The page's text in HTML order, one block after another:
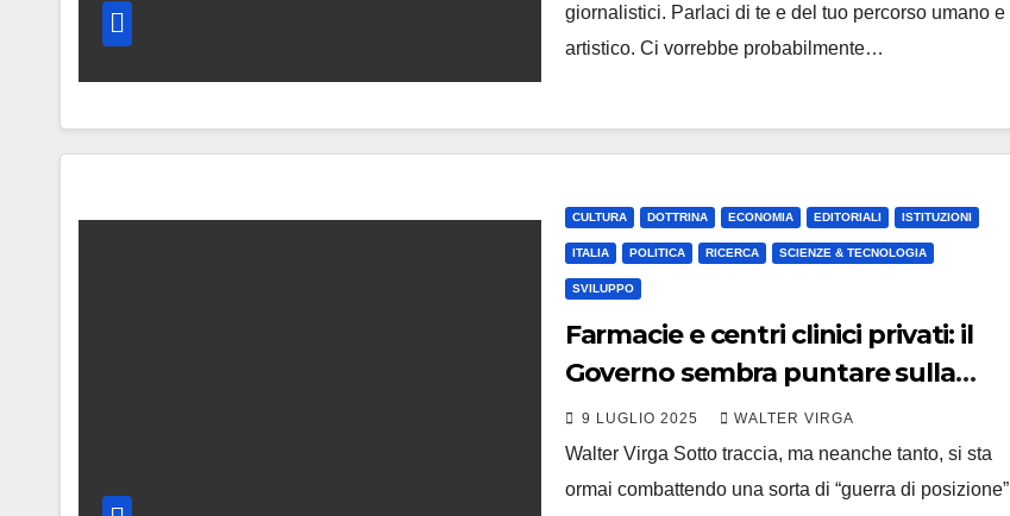
giornalistici. Parlaci di te e del tuo percorso umano e
artistico. Ci vorrebbe probabilmente…
CULTURA DOTTRINA ECONOMIA EDITORIALI ISTITUZIONI
ITALIA POLITICA RICERCA SCIENZE & TECNOLOGIA
SVILUPPO
Farmacie e centri clinici privati: il
Governo sembra puntare sulla
modernità a discapito delle velleità
monopolistiche di pochi.
9 LUGLIO 2025 WALTER VIRGA
Walter Virga Sotto traccia, ma neanche tanto, si sta
ormai combattendo una sorta di “guerra di posizione”